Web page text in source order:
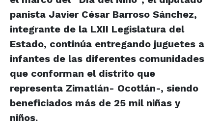
panista Javier César Barroso Sánchez,
integrante de la LXII Legislatura del
Estado, continúa entregando juguetes a
infantes de las diferentes comunidades
que conforman el distrito que
representa Zimatlán- Ocotlán-, siendo
beneficiados más de 25 mil niñas y
niños.